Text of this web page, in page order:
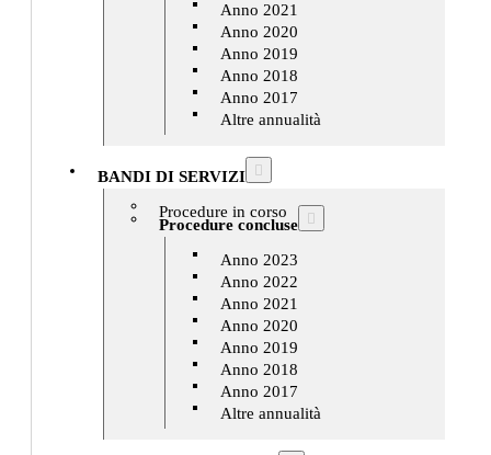
Anno 2021
Anno 2020
Anno 2019
Anno 2018
Anno 2017
Altre annualità
BANDI DI SERVIZI
Procedure in corso
Procedure concluse
Anno 2023
Anno 2022
Anno 2021
Anno 2020
Anno 2019
Anno 2018
Anno 2017
Altre annualità